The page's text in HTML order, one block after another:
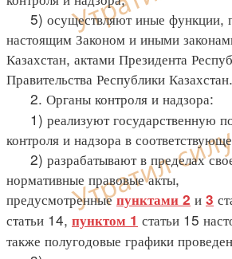
5) осуществляют иные функции,
настоящим Законом и иными
Казахстан, актами Президента
Правительства Республики Казахстан.
2. Органы контроля и надзора:
1) реализуют государственную
контроля и надзора в
2) разрабатывают в пределах
нормативные правовые акты,
предусмотренныепунктами 2 и 3
статьи 14, пунктом 1 статьи 15
также полугодовые графики